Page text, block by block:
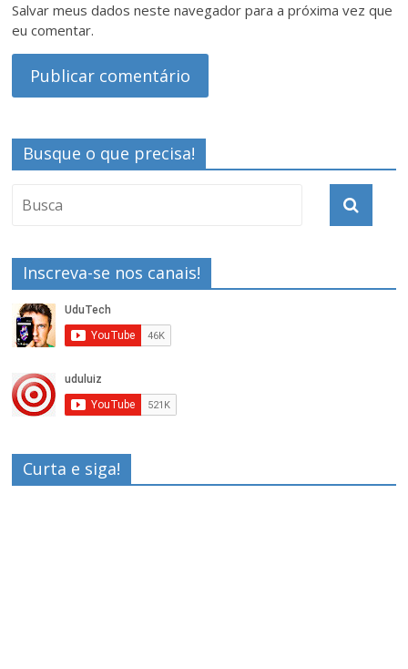
Salvar meus dados neste navegador para a próxima vez que
eu comentar.
Busque o que precisa!
Inscreva-se nos canais!
Curta e siga!